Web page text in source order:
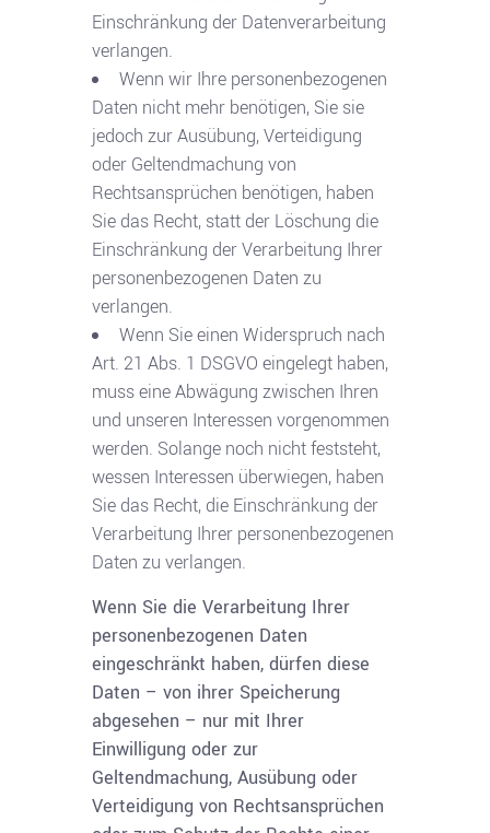
Einschränkung der Datenverarbeitung
verlangen.
Wenn wir Ihre personenbezogenen
Daten nicht mehr benötigen, Sie sie
jedoch zur Ausübung, Verteidigung
oder Geltendmachung von
Rechtsansprüchen benötigen, haben
Sie das Recht, statt der Löschung die
Einschränkung der Verarbeitung Ihrer
personenbezogenen Daten zu
verlangen.
Wenn Sie einen Widerspruch nach
Art. 21 Abs. 1 DSGVO eingelegt haben,
muss eine Abwägung zwischen Ihren
und unseren Interessen vorgenommen
werden. Solange noch nicht feststeht,
wessen Interessen überwiegen, haben
Sie das Recht, die Einschränkung der
Verarbeitung Ihrer personenbezogenen
Daten zu verlangen.
Wenn Sie die Verarbeitung Ihrer
personenbezogenen Daten
eingeschränkt haben, dürfen diese
Daten – von ihrer Speicherung
abgesehen – nur mit Ihrer
Einwilligung oder zur
Geltendmachung, Ausübung oder
Verteidigung von Rechtsansprüchen